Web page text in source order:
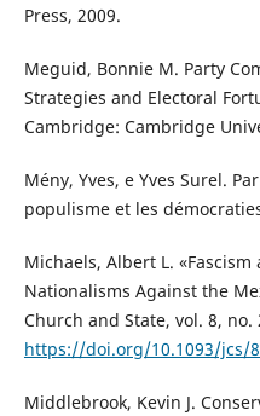
Press, 2009.
Meguid, Bonnie M. Party
Strategies and Electoral
Cambridge: Cambridge
Mény, Yves, e Yves Surel.
populisme et les
Michaels, Albert L.
Nationalisms Against the
Church and State, vol. 8, no.
https://doi.org/10.1093/jcs/
Middlebrook, Kevin J.